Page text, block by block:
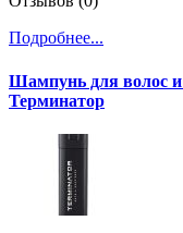
Подробнее...
Шампунь для волос и
Терминатор